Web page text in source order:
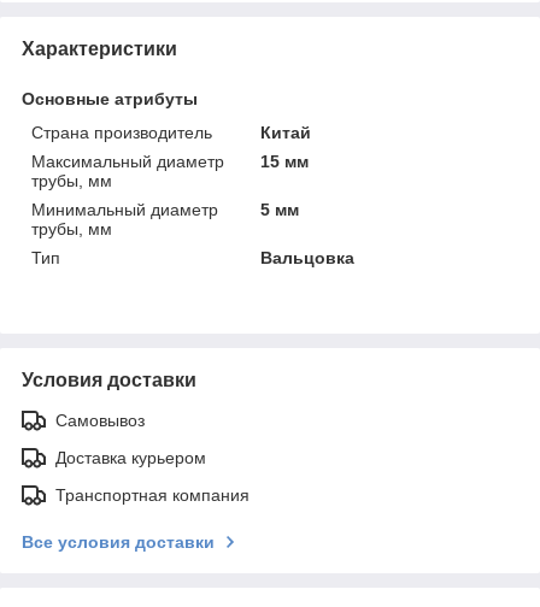
Характеристики
Основные атрибуты
Страна производитель
Китай
Максимальный диаметр
трубы, мм
15 мм
Минимальный диаметр
трубы, мм
5 мм
Тип Вальцовка
Условия доставки
Самовывоз
Доставка курьером
Транспортная компания
Все условия доставки